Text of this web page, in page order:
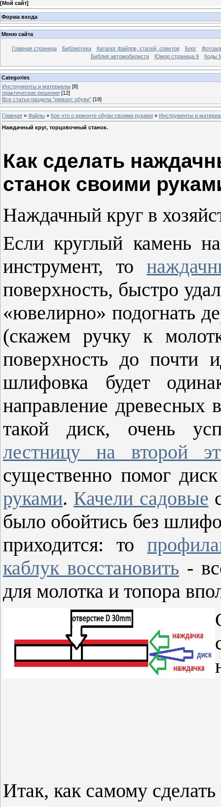
[Мой сайт]
Форма входа
Меню сайта
Главная страница Библиотека Каталог файлов, статей, советов Блог
Библия автомобилиста
Юмор страница 9 Коды
Categories
Инструменты и материалы [8]
практические решения [12]
Все статьи раздела "ремонт обуви" [19]
Главная » Файлы » Кое что о ремонте обуви своими руками » Инструменты и
Наждачный круг, торцовочный станок.
Как сделать
станок своими
Наждачный круг в
Если круглый камень
инструмент, то
поверхность, быстро
«ювелирно» подогнать
(скажем ручку к
поверхность до почти
шлифовка будет
направление древесных
такой диск, очень
лестницу на второй
существенно помог
руками. Качели садовые
было обойтись без
приходится: то
каблук восстановить -
для молотка и топора
Итак, как самому